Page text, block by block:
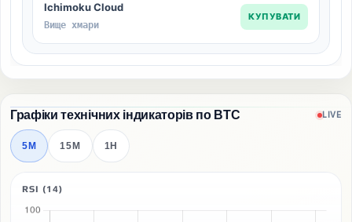
Ichimoku Cloud
Вище хмари
КУПУВАТИ
Графіки технічних індикаторів по BTC LIVE
5M 15M 1H
RSI (14)